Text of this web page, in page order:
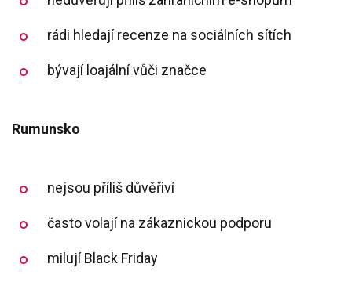
rádi hledají recenze na sociálních sítích
bývají loajální vůči značce
Rumunsko
nejsou příliš důvěřiví
často volají na zákaznickou podporu
milují Black Friday